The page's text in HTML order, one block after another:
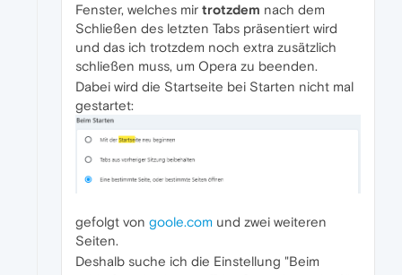
Fenster, welches mir trotzdem nach dem
Schließen des letzten Tabs präsentiert wird
und das ich trotzdem noch extra zusätzlich
schließen muss, um Opera zu beenden.
Dabei wird die Startseite bei Starten nicht mal
gestartet:
gefolgt von goole.com und zwei weiteren
Seiten.
Deshalb suche ich die Einstellung "Beim